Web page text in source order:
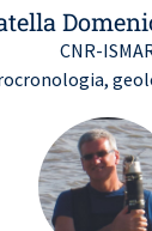
CNR-